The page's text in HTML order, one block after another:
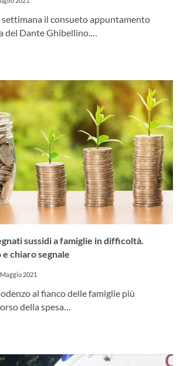
il consueto appuntamento
del Dante Ghibellino.…
sussidi a famiglie in difficoltà.
chiaro segnale
2021
al fianco delle famiglie più
della spesa…